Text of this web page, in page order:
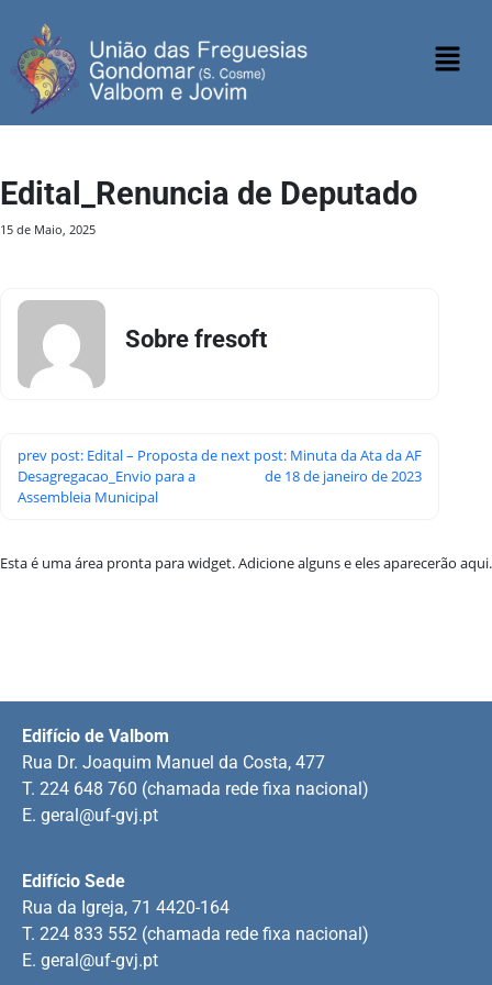
Edital_Renuncia de Deputado
15 de Maio, 2025
Sobre fresoft
prev post: Edital – Proposta de
Desagregacao_Envio para a
Assembleia Municipal
next post: Minuta da Ata da AF
de 18 de janeiro de 2023
Esta é uma área pronta para widget. Adicione alguns e eles aparecerão aqui.
Edifício Sede
Rua da Igreja, 71 4420-164
T. 224 833 552 (chamada rede fixa nacional)
E. geral@uf-gvj.pt
Edifício de Valbom
Rua Dr. Joaquim Manuel da Costa, 477
T. 224 648 760 (chamada rede fixa nacional)
E. geral@uf-gvj.pt